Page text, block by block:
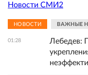
Новости СМИ2
НОВОСТИ ВАЖНЫЕ
01:28
Лебедев: